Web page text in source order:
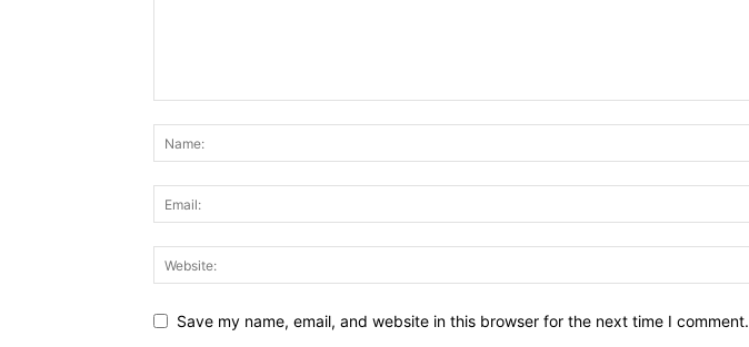
Save my name, email, and website in this browser for the next time I comment.